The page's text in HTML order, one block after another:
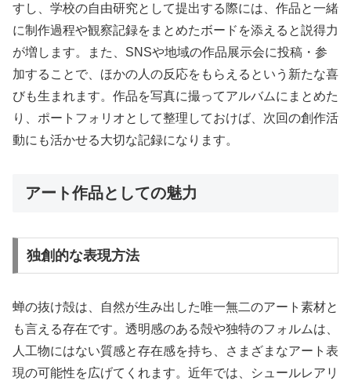
すし、学校の自由研究として提出する際には、作品と一緒
に制作過程や観察記録をまとめたボードを添えると説得力
が増します。また、SNSや地域の作品展示会に投稿・参
加することで、ほかの人の反応をもらえるという新たな喜
びも生まれます。作品を写真に撮ってアルバムにまとめた
り、ポートフォリオとして整理しておけば、次回の創作活
動にも活かせる大切な記録になります。
アート作品としての魅力
独創的な表現方法
蝉の抜け殻は、自然が生み出した唯一無二のアート素材と
も言える存在です。透明感のある殻や独特のフォルムは、
人工物にはない質感と存在感を持ち、さまざまなアート表
現の可能性を広げてくれます。近年では、シュールレアリ